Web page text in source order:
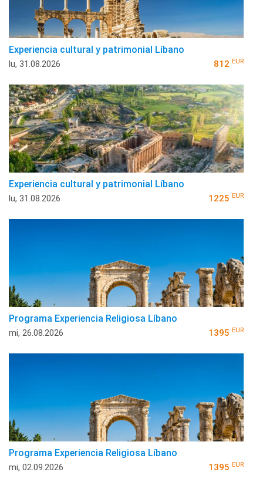
Experiencia cultural y patrimonial Líbano
lu, 31.08.2026 812 EUR
Experiencia cultural y patrimonial Líbano
lu, 31.08.2026 1225 EUR
Programa Experiencia Religiosa Líbano
mi, 26.08.2026 1395 EUR
Programa Experiencia Religiosa Líbano
mi, 02.09.2026 1395 EUR